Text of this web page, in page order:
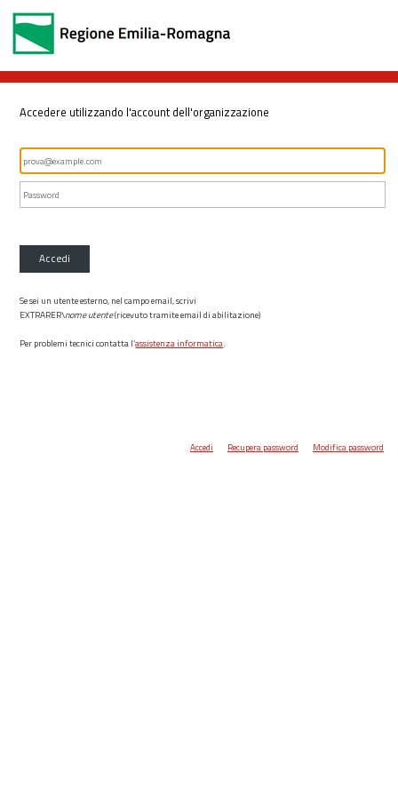
Accedere utilizzando l'account dell'organizzazione
Accedi
Se sei un utente esterno, nel campo email, scrivi
EXTRARER\nome utente(ricevuto tramite email di abilitazione)
Per problemi tecnici contatta l’assistenza informatica.
Accedi Recupera password Modifica password